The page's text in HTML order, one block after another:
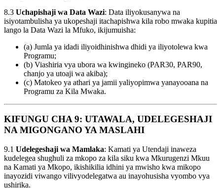
8.3 Uchapishaji wa Data Wazi: Data iliyokusanywa na
isiyotambulisha ya ukopeshaji itachapishwa kila robo mwaka kupitia
lango la Data Wazi la Mfuko, ikijumuisha:
(a) Jumla ya idadi iliyoidhinishwa dhidi ya iliyotolewa kwa
Programu;
(b) Viashiria vya ubora wa kwingineko (PAR30, PAR90,
chanjo ya utoaji wa akiba);
(c) Matokeo ya athari ya jamii yaliyopimwa yanayooana na
Programu za Kila Mwaka.
KIFUNGU CHA 9: UTAWALA, UDELEGESHAJI
NA MIGONGANO YA MASLAHI
9.1 Udelegeshaji wa Mamlaka: Kamati ya Utendaji inaweza
kudelegea shughuli za mkopo za kila siku kwa Mkurugenzi Mkuu
na Kamati ya Mkopo, ikishikilia idhini ya mwisho kwa mikopo
inayozidi viwango vilivyodelegatwa au inayohusisha vyombo vya
ushirika.